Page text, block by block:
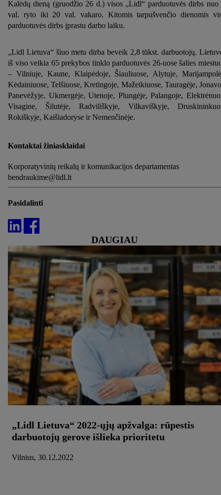
Kalėdų dieną (gruodžio 26 d.) visos „Lidl“ parduotuvės dirbs nuo
val. ryto iki 20 val. vakaro. Kitomis tarpušvenčio dienomis
parduotuvės dirbs įprastu darbo laiku.
„Lidl Lietuva“ šiuo metu dirba beveik 2,8 tūkst. darbuotojų.
iš viso veikia 65 prekybos tinklo parduotuvės 26-uose šalies
– Vilniuje, Kaune, Klaipėdoje, Šiauliuose, Alytuje,
Kėdainiuose, Telšiuose, Kretingoje, Mažeikiuose, Tauragėje,
Panevėžyje, Ukmergėje, Utenoje, Plungėje, Palangoje,
Visagine, Šilutėje, Radviliškyje, Vilkaviškyje,
Rokiškyje, Kaišiadoryse ir Nemenčinėje.
Kontaktai žiniasklaidai
Korporatyvinių reikalų ir komunikacijos departamentas
bendraukime@lidl.lt
Pasidalinti
DAUGIAU
„Lidl Lietuva“ 2022-ųjų apžvalga: rūpestis
darbuotojų gerove išlieka prioritetu
Vilnius, 30.12.2022
mūsų privatumo politikoje arba paspaudus čia.